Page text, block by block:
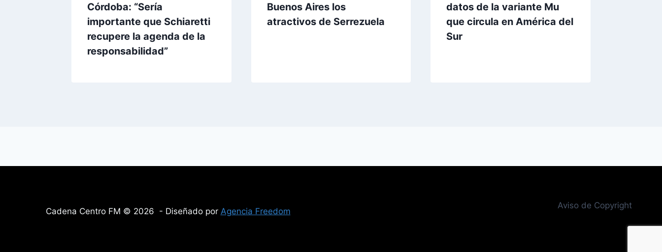
Córdoba: “Sería
importante que Schiaretti
recupere la agenda de la
responsabilidad”
Buenos Aires los
atractivos de Serrezuela
datos de la variante Mu
que circula en América del
Sur
Cadena Centro FM © 2026 - Diseñado por Agencia Freedom
Aviso de Copyright